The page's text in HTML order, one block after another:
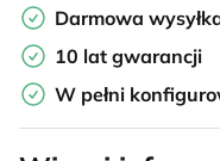
Darmowa
10 lat gwarancji
W pełni